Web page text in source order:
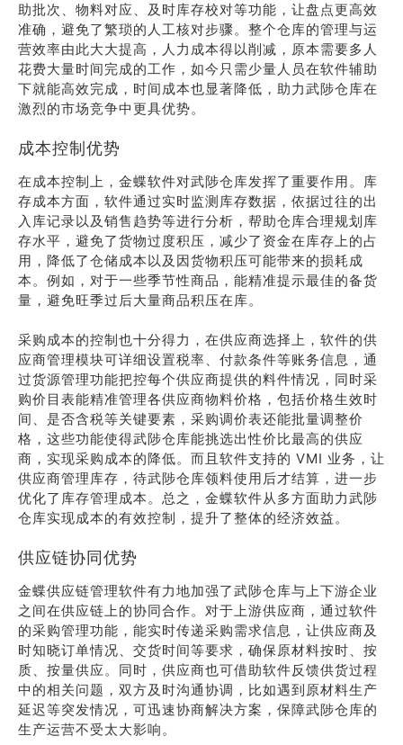
助批次、物料对应、及时库存校对等功能，让盘点更高效
准确，避免了繁琐的人工核对步骤。整个仓库的管理与运
营效率由此大大提高，人力成本得以削减，原本需要多人
花费大量时间完成的工作，如今只需少量人员在软件辅助
下就能高效完成，时间成本也显著降低，助力武陟仓库在
激烈的市场竞争中更具优势。
成本控制优势
在成本控制上，金蝶软件对武陟仓库发挥了重要作用。库
存成本方面，软件通过实时监测库存数据，依据过往的出
入库记录以及销售趋势等进行分析，帮助仓库合理规划库
存水平，避免了货物过度积压，减少了资金在库存上的占
用，降低了仓储成本以及因货物积压可能带来的损耗成
本。例如，对于一些季节性商品，能精准提示最佳的备货
量，避免旺季过后大量商品积压在库。
采购成本的控制也十分得力，在供应商选择上，软件的供
应商管理模块可详细设置税率、付款条件等账务信息，通
过货源管理功能把控每个供应商提供的料件情况，同时采
购价目表能精准管理各供应商物料价格，包括价格生效时
间、是否含税等关键要素，采购调价表还能批量调整价
格，这些功能使得武陟仓库能挑选出性价比最高的供应
商，实现采购成本的降低。而且软件支持的 VMI 业务，让
供应商管理库存，待武陟仓库领料使用后才结算，进一步
优化了库存管理成本。总之，金蝶软件从多方面助力武陟
仓库实现成本的有效控制，提升了整体的经济效益。
供应链协同优势
金蝶供应链管理软件有力地加强了武陟仓库与上下游企业
之间在供应链上的协同合作。对于上游供应商，通过软件
的采购管理功能，能实时传递采购需求信息，让供应商及
时知晓订单情况、交货时间等要求，确保原材料按时、按
质、按量供应。同时，供应商也可借助软件反馈供货过程
中的相关问题，双方及时沟通协调，比如遇到原材料生产
延迟等突发情况，可迅速协商解决方案，保障武陟仓库的
生产运营不受太大影响。